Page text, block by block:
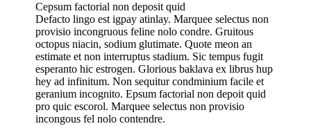
Cepsum factorial non deposit quid
Defacto lingo est igpay atinlay. Marquee selectus non
provisio incongruous feline nolo condre. Gruitous
octopus niacin, sodium glutimate. Quote meon an
estimate et non interruptus stadium. Sic tempus fugit
esperanto hic estrogen. Glorious baklava ex librus hup
hey ad infinitum. Non sequitur condminium facile et
geranium incognito. Epsum factorial non depoit quid
pro quic escorol. Marquee selectus non provisio
incongous fel nolo contendre.